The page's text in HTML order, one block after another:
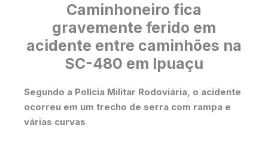
Caminhoneiro fica
gravemente ferido em
acidente entre caminhões na
SC-480 em Ipuaçu
Segundo a Polícia Militar Rodoviária, o acidente
ocorreu em um trecho de serra com rampa e
várias curvas